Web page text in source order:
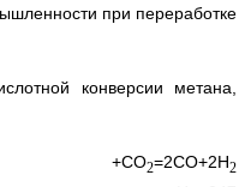
при переработке
конверсии метана,
2=2СО+2Н2